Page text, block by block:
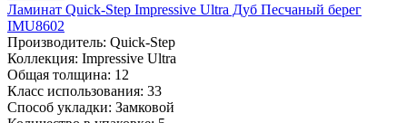
Ламинат Quick-Step Impressive Ultra Дуб Песчаный берег
IMU8602
Производитель: Quick-Step
Коллекция: Impressive Ultra
Общая толщина: 12
Класс использования: 33
Способ укладки: Замковой